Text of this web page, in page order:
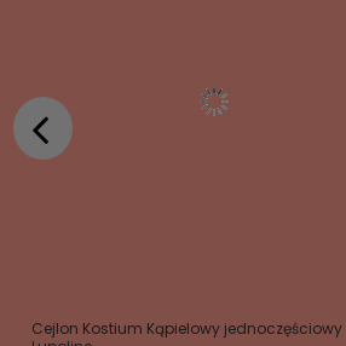
Cejlon Kostium Kąpielowy jednoczęściowy